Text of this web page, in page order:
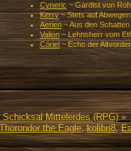
Cyneric~ Gardist von
Kerry~ Stets auf Abwegen
Aerien~ Aus den Schatten
Valion~ Lehnsherr vom
Córiel~ Echo der
Schicksal Mittelerdes (RPG)»
Thorondor the Eagle,kolibri8,